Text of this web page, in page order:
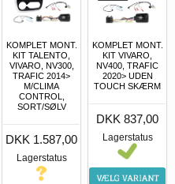
KOMPLET MONT.
KIT TALENTO,
VIVARO, NV300,
TRAFIC 2014>
M/CLIMA
CONTROL,
SORT/SØLV
DKK 1.587,00
Lagerstatus
KOMPLET MONT.
KIT VIVARO,
NV400, TRAFIC
2020> UDEN
TOUCH SKÆRM
DKK 837,00
Lagerstatus